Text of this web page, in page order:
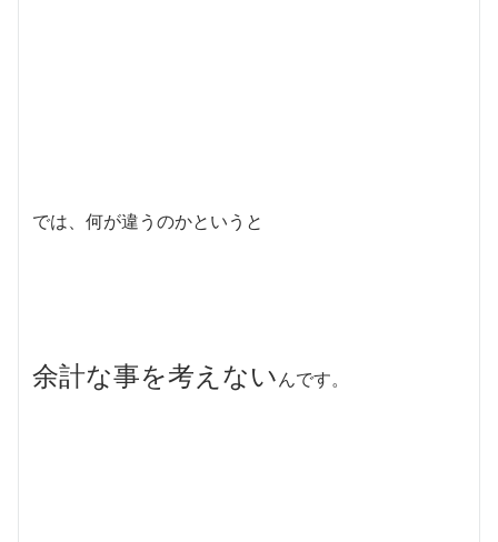
では、何が違うのかというと
余計な事を考えない んです。